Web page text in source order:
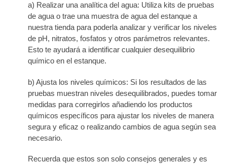
a) Realizar una analítica del agua: Utiliza kits de pruebas
de agua o trae una muestra de agua del estanque a
nuestra tienda para poderla analizar y verificar los niveles
de pH, nitratos, fosfatos y otros parámetros relevantes.
Esto te ayudará a identificar cualquier desequilibrio
químico en el estanque.
b) Ajusta los niveles químicos: Si los resultados de las
pruebas muestran niveles desequilibrados, puedes tomar
medidas para corregirlos añadiendo los productos
químicos específicos para ajustar los niveles de manera
segura y eficaz o realizando cambios de agua según sea
necesario.
Recuerda que estos son solo consejos generales y es